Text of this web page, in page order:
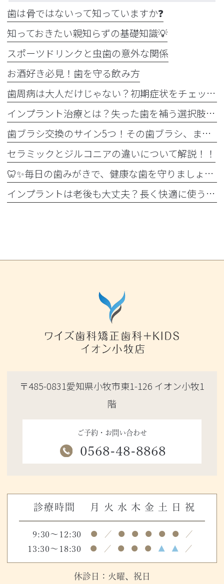
歯は骨ではないって知っていますか❓
知っておきたい親知らずの基礎知識💡
スポーツドリンクと虫歯の意外な関係
お酒好き必見！歯を守る飲み方
歯周病は大人だけじゃない？初期症状をチェック
インプラント治療とは？失った歯を補う選択肢を正しく知りましょう！！
歯ブラシ交換のサイン5つ！その歯ブラシ、まだ使っていませんか？🪥
セラミックとジルコニアの違いについて解説！！
🦷✨毎日の歯みがきで、健康な歯を守りましょう✨🪥
インプラントは老後も大丈夫？長く快適に使うためのポイントと知っておきたい注意点を詳しく解説
〒485-0831愛知県小牧市東1-126 イオン小牧1
階
ご予約・お問い合わせ
0568-48-8868
診療時間 月 火 水 木 金 土 日 祝
9:30～12:30 ● ／ ● ● ● ● ● ／
13:30～18:30 ● ／ ● ● ● ▲ ▲ ／
休診日：火曜、祝日